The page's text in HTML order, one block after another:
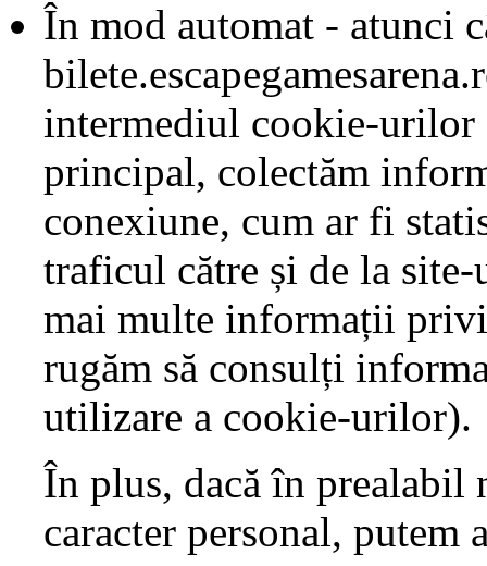
În mod automat - atunci
intermediul cookie-
principal, colectăm
conexiune, cum ar fi
traficul către și de la
mai multe informații
rugăm să consulți
utilizare a cookie-urilor).
În plus, dacă în
caracter personal, putem